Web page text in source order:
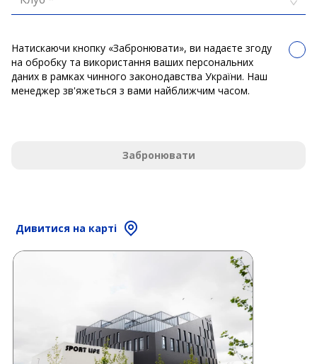
Натискаючи кнопку «Забронювати», ви надаєте згоду
на обробку та використання ваших персональних
даних в рамках чинного законодавства України. Наш
менеджер зв'яжеться з вами найближчим часом.
Забронювати
Дивитися на карті